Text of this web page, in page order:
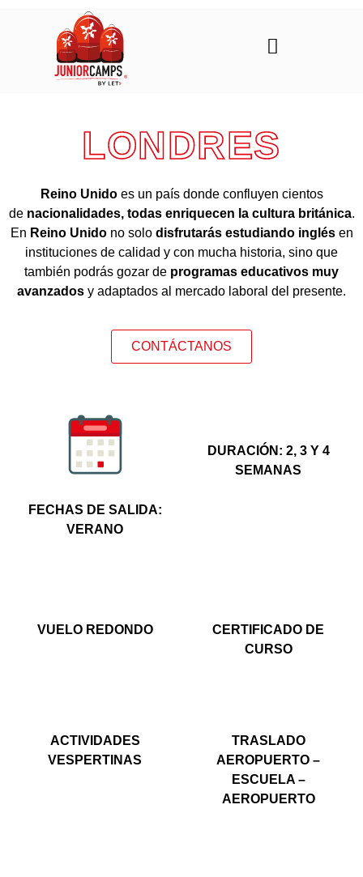
LONDRES
Reino Unido es un país donde confluyen cientos
de nacionalidades, todas enriquecen la cultura británica.
En Reino Unido no solo disfrutarás estudiando inglés en
instituciones de calidad y con mucha historia, sino que
también podrás gozar de programas educativos muy
avanzados y adaptados al mercado laboral del presente.
CONTÁCTANOS
FECHAS DE SALIDA:
VERANO
DURACIÓN: 2, 3 Y 4
SEMANAS
VUELO REDONDO
CERTIFICADO DE
CURSO
ACTIVIDADES
VESPERTINAS
TRASLADO
AEROPUERTO –
ESCUELA –
AEROPUERTO